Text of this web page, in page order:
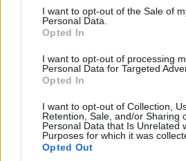
consent section.
I want to opt-out of the Sale of
Personal Data.
Opted In
I want to opt-out of processing
Personal Data for Targeted
Opted In
I want to opt-out of Collection,
Retention, Sale, and/or Sharing
Personal Data that Is Unrelated
Purposes for which it was
Opted Out
Dr. habil. Mikó Edit dékán
Szegedi
Míg az ipar és több más ágazat